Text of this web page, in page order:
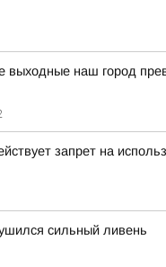
наш город
запрет на
сильный ливень